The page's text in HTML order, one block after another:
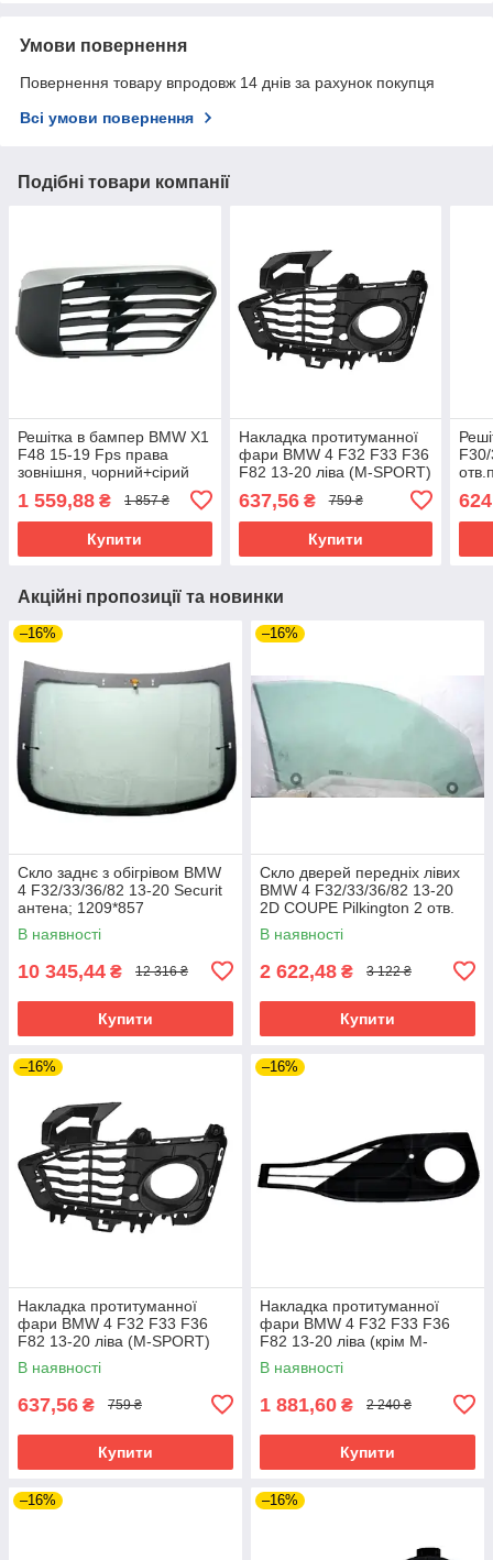
Умови повернення
Повернення товару впродовж 14 днів за рахунок покупця
Всі умови повернення
Подібні товари компанії
Решітка в бампер BMW X1
F48 15-19 Fps права
зовнішня, чорний+сірий
(крім M-SPORT)
1 559,88 ₴ 1 857 ₴
Купити
Накладка протитуманної
фари BMW 4 F32 F33 F36
F82 13-20 ліва (M-SPORT)
637,56₴ 759 ₴
Купити
Акційні пропозиції та новинки
–16%
Скло заднє з обігрівом BMW
4 F32/33/36/82 13-20 Securit
антена; 1209*857
В наявності
10 345,44 ₴ 12 316 ₴
Купити
–16%
Скло дверей передніх лівих
BMW 4 F32/33/36/82 13-20
2D COUPE Pilkington 2 отв.
В наявності
2 622,48 ₴ 3 122 ₴
Купити
–16%
Накладка протитуманної
фари BMW 4 F32 F33 F36
F82 13-20 ліва (M-SPORT)
Fps чорна текстура
В наявності
637,56 ₴ 759 ₴
Купити
–16%
Накладка протитуманної
фари BMW 4 F32 F33 F36
F82 13-20 ліва (крім M-
SPORT) Fps чорна текстура
В наявності
1 881,60 ₴ 2 240 ₴
Купити
–16% –16%